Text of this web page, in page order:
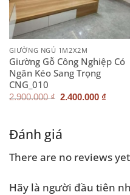
GIƯỜNG NGỦ 1M2X2M
Giường Gỗ Công Nghiệp Có
Ngăn Kéo Sang Trọng
CNG_010
2.900.000₫ Giá
2.400.000 ₫
₫.
Đánh giá
There are no reviews yet
Hãy là người đầu tiên